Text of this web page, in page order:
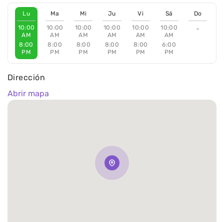
Dirección
Abrir mapa
Lu
10:00
AM
8:00
PM
Ma
10:00
AM
8:00
PM
Mi
10:00
AM
8:00
PM
Ju
10:00
AM
8:00
PM
Vi
10:00
AM
8:00
PM
Sá
10:00
AM
6:00
PM
Do
-